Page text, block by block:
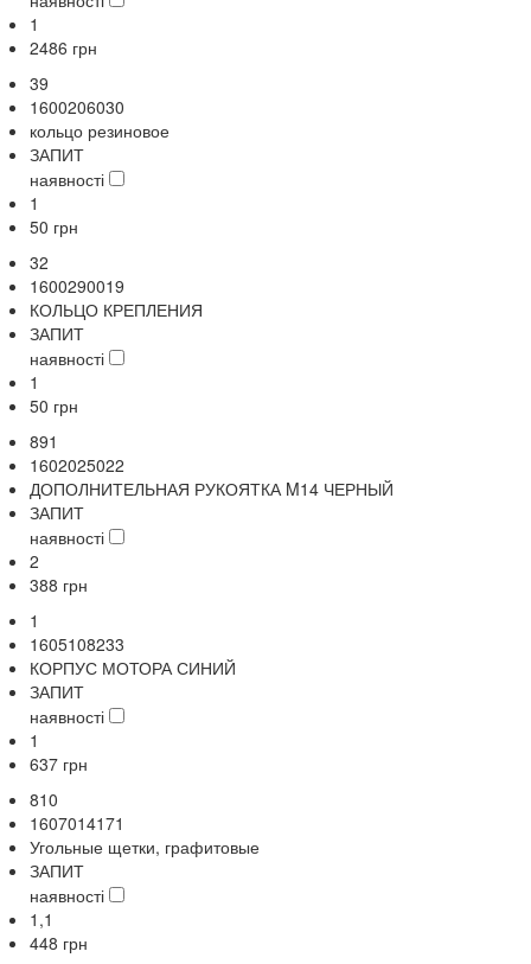
1
2486 грн
39
1600206030
кольцо резиновое
ЗАПИТ
наявності
1
50 грн
32
1600290019
КОЛЬЦО КРЕПЛЕНИЯ
ЗАПИТ
наявності
1
50 грн
891
1602025022
ДОПОЛНИТЕЛЬНАЯ РУКОЯТКА M14 ЧЕРНЫЙ
ЗАПИТ
наявності
2
388 грн
1
1605108233
КОРПУС МОТОРА СИНИЙ
ЗАПИТ
наявності
1
637 грн
810
1607014171
Угольные щетки, графитовые
ЗАПИТ
наявності
1,1
448 грн